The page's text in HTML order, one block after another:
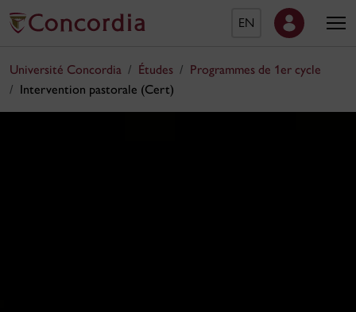
EN
Université Concordia Études
Programmes de 1er cycle
Intervention pastorale (Cert)